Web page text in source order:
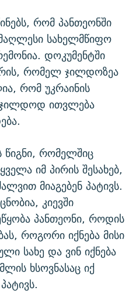
რომ პანთეონში
სახელმწიფო
დოკუმენტში
რომელ ჯილდოზეა
რომ უკრაინის
ითვლება
წიგნი, რომელშიც
იმ პირის შესახებ,
მიაგებენ პატივს.
კიევში
პანთეონი, როდის
როგორი იქნება მისი
სახე და ვინ იქნება
ხსოვნასაც იქ